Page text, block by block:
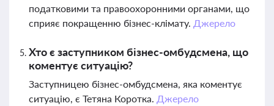
податковими та правоохоронними органами, що
сприяє покращенню бізнес-клімату. Джерело
Хто є заступником бізнес-омбудсмена, що
коментує ситуацію?
Заступницею бізнес-омбудсмена, яка коментує
ситуацію, є Тетяна Коротка. Джерело